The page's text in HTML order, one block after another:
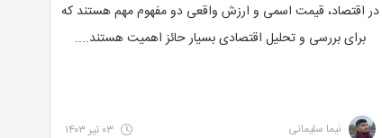
در اقتصاد، قیمت اسمی و ارزش واقعی دو مفهوم مهم هستند که
برای بررسی و تحلیل اقتصادی بسیار حائز اهمیت هستند....
نیما سلیمانی